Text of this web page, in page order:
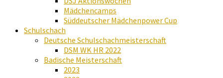
Mädchencamps
Süddeutscher Mädchenpower Cup
Schulschach
Deutsche Schulschachmeisterschaft
DSM WK HR 2022
Badische Meisterschaft
2023